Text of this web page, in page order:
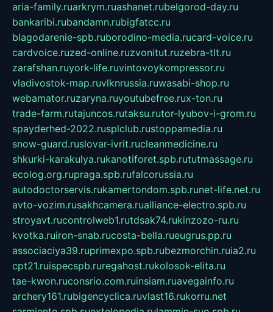
aria-family.ruarkrym.ruashanet.rubelgorod-day.ru
bankaribi.rubandamn.rubigfatcc.ru
blagodarenie-spb.ruborodino-media.rucard-voice.ru
cardvoice.ruzed-online.ruzvonitut.ruzebra-tlt.ru
zarafshan.ruyork-life.ruvintovoykompressor.ru
vladivostok-map.ruvlknrussia.ruwasabi-shop.ru
webamator.ruzaryna.ruyoutubefree.rux-ton.ru
trade-farm.rutajuncos.rutaksu.rutor-lyubov-i-grom.ru
spayderhed-2022.rusplclub.rustoppamedia.ru
snow-guard.ruslovar-ivrit.rucleanmedicine.ru
shkurki-karakulya.rukanotiforet.spb.rututmassage.ru
ecolog.org.rupraga.spb.rufalcorussia.ru
autodoctorservis.rukamertondom.spb.runet-life.net.ru
avto-vozim.rusakhcamera.rualliance-electro.spb.ru
stroyavt.rucontrolweb1.rutdsak74.rukinzozo-ru.ru
kvotka.ruiron-snab.rucosta-bella.rueugrus.pp.ru
associaciya39.ruprimexpo.spb.rubezmorchin.ruia2.ru
cpt21.ruispecspb.ruregahost.rukolosok-elita.ru
tae-kwon.ruconsrio.com.ruinsiam.ruavegainfo.ru
archery161.rubigencyclica.ruvlast16.rukorru.net